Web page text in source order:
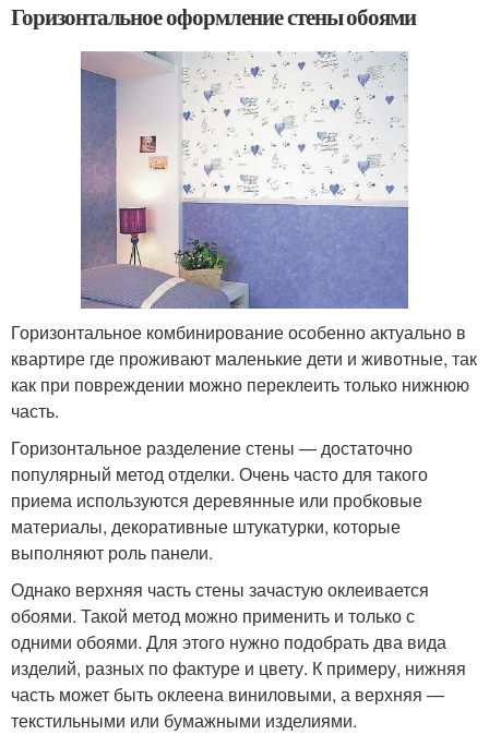
Горизонтальное оформление стены обоями
Горизонтальное комбинирование особенно актуально в
квартире где проживают маленькие дети и животные, так
как при повреждении можно переклеить только нижнюю
часть.
Горизонтальное разделение стены — достаточно
популярный метод отделки. Очень часто для такого
приема используются деревянные или пробковые
материалы, декоративные штукатурки, которые
выполняют роль панели.
Однако верхняя часть стены зачастую оклеивается
обоями. Такой метод можно применить и только с
одними обоями. Для этого нужно подобрать два вида
изделий, разных по фактуре и цвету. К примеру, нижняя
часть может быть оклеена виниловыми, а верхняя —
текстильными или бумажными изделиями.